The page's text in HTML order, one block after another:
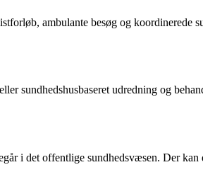
ambulante besøg og
sundhedshusbaseret udredning og
i det offentlige sundhedsvæsen. Der